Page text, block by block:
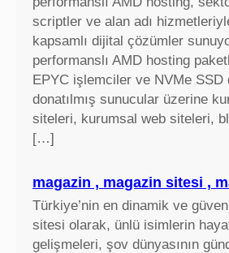
scriptler ve alan adı
kapsamlı dijital çözümler
performanslı AMD hosting
EPYC işlemciler ve NVMe SSD
donatılmış sunucular üzerine
siteleri, kurumsal web siteleri,
[…]
magazin , magazin sitesi ,
Türkiye’nin en dinamik ve
sitesi olarak, ünlü isimlerin
gelişmeleri, şov dünyasının